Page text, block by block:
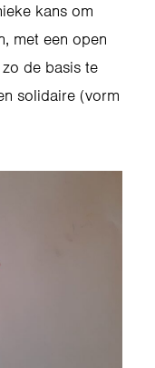
kans om
met een open
de basis te
solidaire (vorm